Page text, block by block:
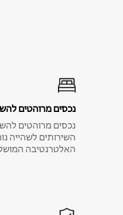
נכסים מרוהטים
נכסים מרוהטים
השירותים לשהייה
האלטרנטיבה